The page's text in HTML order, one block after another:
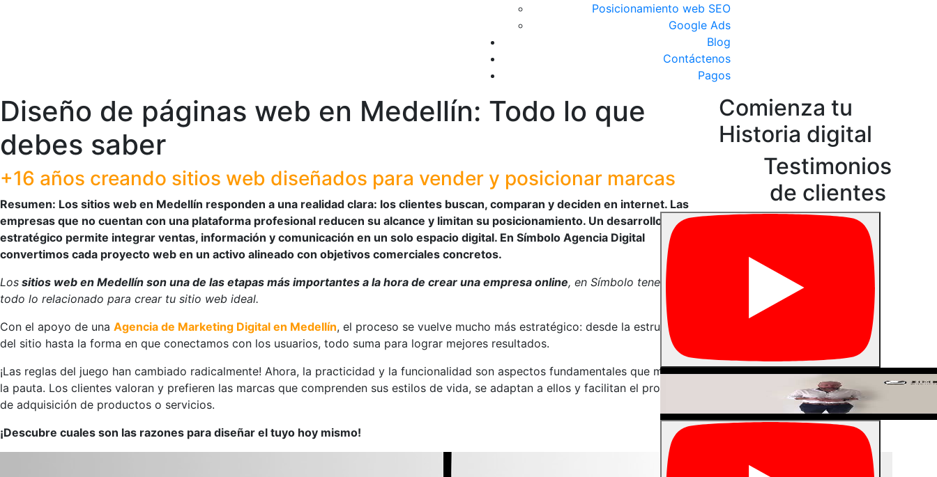
Posicionamiento web SEO
Google Ads
Blog
Contáctenos
Pagos
Diseño de páginas web en Medellín: Todo lo que
debes saber
+16 años creando sitios web diseñados para vender y posicionar marcas
Resumen: Los sitios web en Medellín responden a una realidad clara: los clientes buscan, comparan y deciden en internet. Las
empresas que no cuentan con una plataforma profesional reducen su alcance y limitan su posicionamiento. Un desarrollo
estratégico permite integrar ventas, información y comunicación en un solo espacio digital. En Símbolo Agencia Digital
convertimos cada proyecto web en un activo alineado con objetivos comerciales concretos.
Los sitios web en Medellín son una de las etapas más importantes a la hora de crear una empresa online, en Símbolo tenemos
todo lo relacionado para crear tu sitio web ideal.
Con el apoyo de una Agencia de Marketing Digital en Medellín, el proceso se vuelve mucho más estratégico: desde la estructura
del sitio hasta la forma en que conectamos con los usuarios, todo suma para lograr mejores resultados.
¡Las reglas del juego han cambiado radicalmente! Ahora, la practicidad y la funcionalidad son aspectos fundamentales que marcan
la pauta. Los clientes valoran y prefieren las marcas que comprenden sus estilos de vida, se adaptan a ellos y facilitan el proceso
de adquisición de productos o servicios.
¡Descubre cuales son las razones para diseñar el tuyo hoy mismo!
Comienza tu
Historia digital
Testimonios
de clientes